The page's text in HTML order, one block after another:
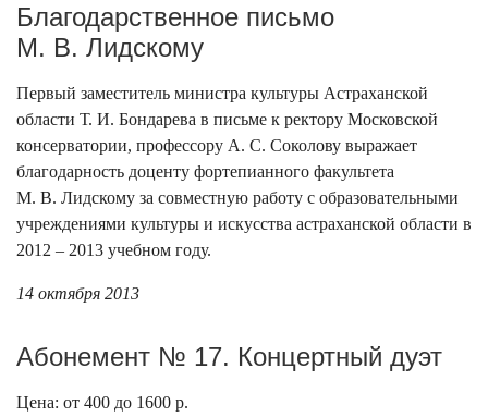
Благодарственное письмо
М. В. Лидскому
Первый заместитель министра культуры Астраханской
области Т. И. Бондарева в письме к ректору Московской
консерватории, профессору А. С. Соколову выражает
благодарность доценту фортепианного факультета
М. В. Лидскому за совместную работу с образовательными
учреждениями культуры и искусства астраханской области в
2012 – 2013 учебном году.
14 октября 2013
Абонемент № 17. Концертный дуэт
Цена: от 400 до 1600 р.